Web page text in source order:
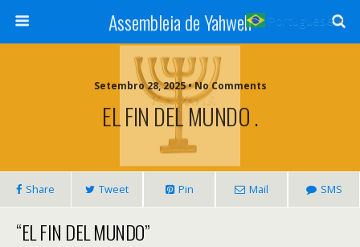
Assembleia de Yahweh
Setembro 28, 2025 • No Comments
EL FIN DEL MUNDO .
Share Tweet Pin Mail SMS
“EL FIN DEL MUNDO”
Portuguese ▼